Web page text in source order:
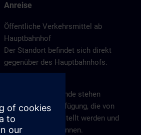
Anreise
Öffentliche Verkehrsmittel ab
Hauptbahnhof
Der Standort befindet sich direkt
gegenüber des Hauptbahnhofs.
Rund um das Gelände stehen
Parkplätze zur Verfügung, die von
Siemens bereitgestellt werden und
genutzt werden können.